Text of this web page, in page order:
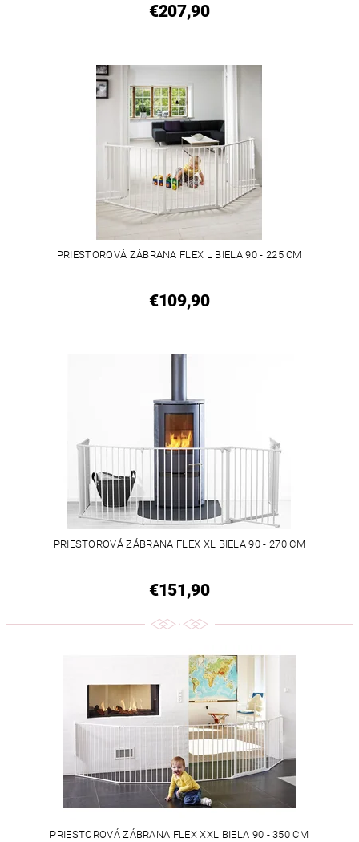
€207,90
PRIESTOROVÁ ZÁBRANA FLEX L BIELA 90 - 225 CM
€109,90
PRIESTOROVÁ ZÁBRANA FLEX XL BIELA 90 - 270 CM
€151,90
PRIESTOROVÁ ZÁBRANA FLEX XXL BIELA 90 - 350 CM